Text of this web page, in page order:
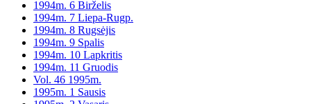
1994m. 6 Birželis
1994m. 7 Liepa-Rugp.
1994m. 8 Rugsėjis
1994m. 9 Spalis
1994m. 10 Lapkritis
1994m. 11 Gruodis
Vol. 46 1995m.
1995m. 1 Sausis